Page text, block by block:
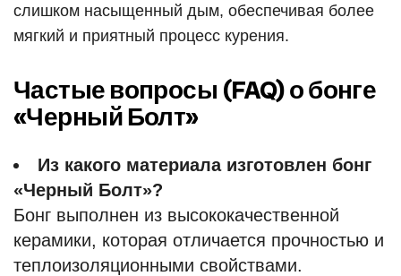
слишком насыщенный дым, обеспечивая более
мягкий и приятный процесс курения.
Частые вопросы (FAQ) о бонге
«Черный Болт»
Из какого материала изготовлен бонг
«Черный Болт»?
Бонг выполнен из высококачественной
керамики, которая отличается прочностью и
теплоизоляционными свойствами.